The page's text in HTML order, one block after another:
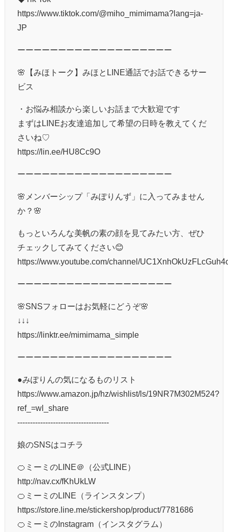
https://www.tiktok.com/@miho_mimimama?lang=ja-
JP
ーーーーーーーーーーーーーーーーーーー
🌸【みほトーク】みほとLINE通話でお話できるサー
ビス
・お悩み相談から楽しいお話まで大歓迎です
まずはLINEお友達追加して希望の日時を教えてくだ
さいね♡
https://lin.ee/HU8Cc9O
ーーーーーーーーーーーーーーーーーーー
🌸メンバーシップ「みぽりんず」に入ってみません
か？🌸
もっといろんな美帆の素の顔を見てみたい方、ぜひ
チェックしてみてください😊
https://www.youtube.com/channel/
ーーーーーーーーーーーーーーーーーーー
🌸SNSフォローはお気軽にどうぞ🌸
↓↓↓
https://linktr.ee/mimimama_simple
ーーーーーーーーーーーーーーーーーーー
●みぽりんの気になるものリスト
https://www.amazon.jp/hz/wishlist/ls/19NR7M302M524?
ref_=wl_share
------------------------------------
娘のSNSはコチラ
🍊ミーミのLINE＠（公式LINE）
http://nav.cx/fKhUkLW
🍊ミーミのLINE（ラインスタンプ）
https://store.line.me/stickershop/product/7781686
🍊ミーミのInstagram（インスタグラム）